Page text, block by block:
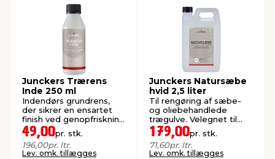
Junckers Trærens
Inde 250 ml
Indendørs grundrens,
der sikrer en ensartet
finish ved genopfriskning
af olierede
træoverflader.
49,00pr. stk.
196,00pr. ltr.
Lev. omk. tillægges
Junckers Natursæbe
hvid 2,5 liter
Til rengøring af sæbe-
og oliebehandlede
trægulve. Velegnet til
lyse træsorter.
179,00pr. stk.
71,60pr. ltr.
Lev. omk. tillægges